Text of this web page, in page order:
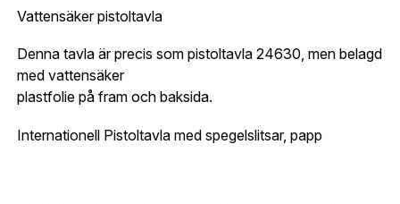
Vattensäker pistoltavla
Denna tavla är precis som pistoltavla 24630, men belagd
med vattensäker
plastfolie på fram och baksida.
Internationell Pistoltavla med spegelslitsar, papp
Postnummer:
Ort:*
sortiment.
Pistoltavla 25-50m internationell folierad
E-post adress